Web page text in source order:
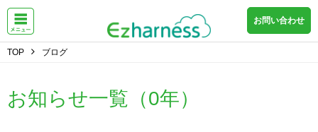
お問い合わせ
TOP ブログ
お知らせ一覧（0年）